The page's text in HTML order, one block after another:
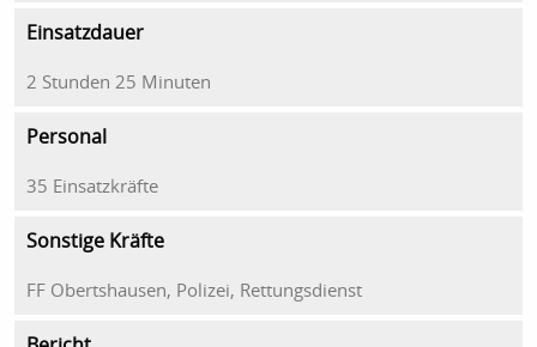
Einsatzdauer
2 Stunden 25 Minuten
Personal
35 Einsatzkräfte
Sonstige Kräfte
FF Obertshausen, Polizei, Rettungsdienst